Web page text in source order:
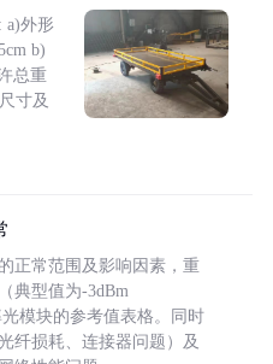
a)外形
b)
总重
寸及
正常范围及影响因素，重
典型值为-3dBm
模块的参考值表格。同时
纤损耗、连接器问题）及